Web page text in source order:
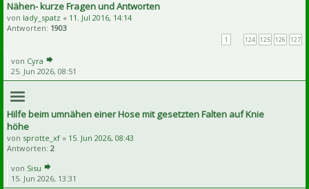
Nähen- kurze Fragen und Antworten
von lady_spatz « 11. Jul 2016, 14:14
Antworten: 1903
1 124 125 126 127
von Cyra
25. Jun 2026, 08:51
Hilfe beim umnähen einer Hose mit gesetzten Falten auf Knie
höhe
von sprotte_xf « 15. Jun 2026, 08:43
Antworten: 2
von Sisu
15. Jun 2026, 13:31